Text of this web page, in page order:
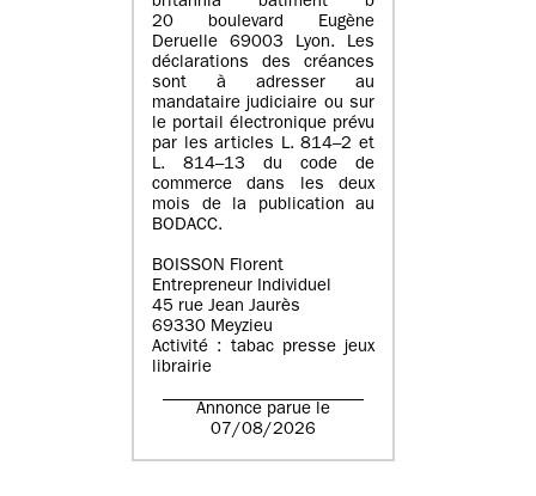
20 boulevard Eugène
Deruelle 69003 Lyon. Les
déclarations des créances
sont à adresser au
mandataire judiciaire ou sur
le portail électronique prévu
par les articles L. 814–2 et
L. 814–13 du code de
commerce dans les deux
mois de la publication au
BODACC.
BOISSON Florent
Entrepreneur Individuel
45 rue Jean Jaurès
69330 Meyzieu
Activité : tabac presse jeux
librairie
Annonce parue le
07/08/2026